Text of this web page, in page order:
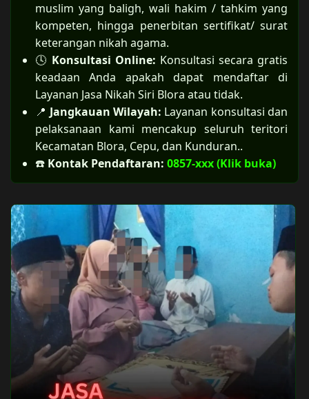
muslim yang baligh, wali hakim / tahkim yang
kompeten, hingga penerbitan sertifikat/ surat
keterangan nikah agama.
🕓 Konsultasi Online: Konsultasi secara gratis
keadaan Anda apakah dapat mendaftar di
Layanan Jasa Nikah Siri Blora atau tidak.
📍 Jangkauan Wilayah: Layanan konsultasi dan
pelaksanaan kami mencakup seluruh teritori
Kecamatan Blora, Cepu, dan Kunduran..
☎️ Kontak Pendaftaran: 0857-xxx (Klik buka)